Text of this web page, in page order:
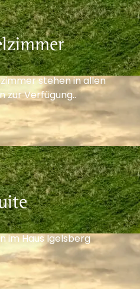
stehen in allen
zur Verfügung..
im Haus Igelsberg